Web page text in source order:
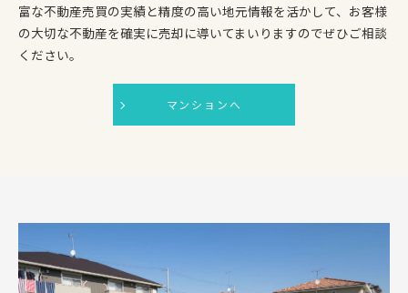
富な不動産売買の実績と精度の高い地元情報を活かして、お客様
の大切な不動産を確実に売却に導いてまいりますのでぜひご相談
ください。
マンションへ